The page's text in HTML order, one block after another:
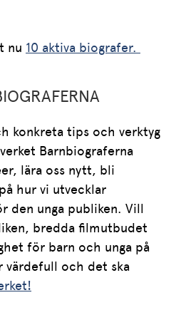
nu 10 aktiva biografer.
konkreta tips och verktyg
Barnbiograferna
lära oss nytt, bli
hur vi utvecklar
den unga publiken. Vill
bredda filmutbudet
för barn och unga på
värdefull och det ska